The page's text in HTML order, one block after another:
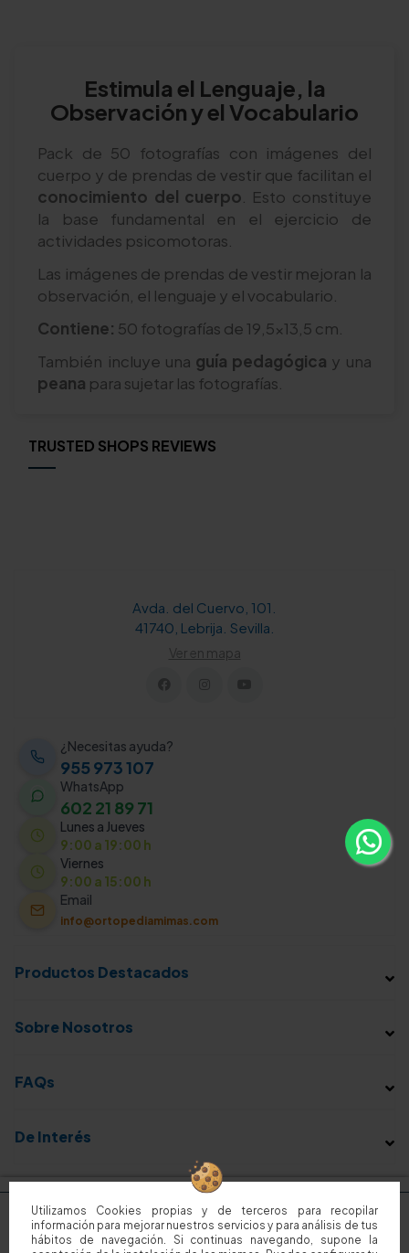
Utilizamos Cookies propias y de terceros para recopilar
información para mejorar nuestros servicios y para análisis de tus
hábitos de navegación. Si continuas navegando, supone la
Estimula el Lenguaje, la
Observación y el Vocabulario
Pack de 50 fotografías con imágenes del
cuerpo y de prendas de vestir que facilitan el
conocimiento del cuerpo . Esto constituye
la base fundamental en el ejercicio de
actividades psicomotoras.
Las imágenes de prendas de vestir mejoran la
observación, el lenguaje y el vocabulario.
Contiene: 50 fotografías de 19,5x13,5 cm.
También incluye una guía pedagógica y una
peana para sujetar las fotografías.
TRUSTED SHOPS REVIEWS
Avda. del Cuervo, 101.
41740, Lebrija. Sevilla.
Ver en mapa
¿Necesitas ayuda?
955 973 107
WhatsApp
602 21 89 71
Lunes a Jueves
9:00 a 19:00 h
Viernes
9:00 a 15:00 h
Email
info@ortopediamimas.com
Productos Destacados
Sobre Nosotros
FAQs
De Interés